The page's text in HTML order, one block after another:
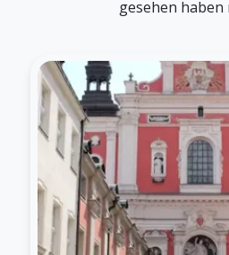
gesehen haben